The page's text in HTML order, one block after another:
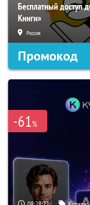
Бесплатный доступ
Книги»
Россия
Промокод
-61%